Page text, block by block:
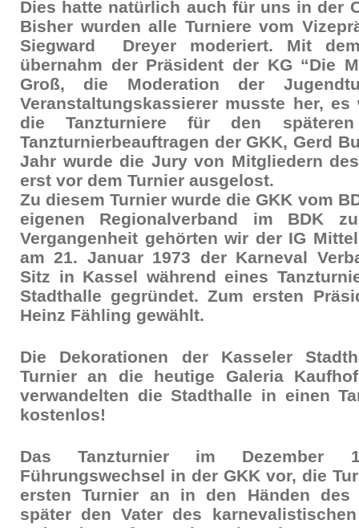
Dies hatte natürlich auch für uns in der
Bisher wurden alle Turniere vom
Siegward Dreyer moderiert. Mit
übernahm der Präsident der KG “Die
Groß, die Moderation der
Veranstaltungskassierer musste her,
die Tanzturniere für den
Tanzturnierbeauftragen der GKK, Gerd
Jahr wurde die Jury von Mitgliedern
erst vor dem Turnier ausgelost.
Zu diesem Turnier wurde die GKK vom
eigenen Regionalverband im BDK
Vergangenheit gehörten wir der IG
am 21. Januar 1973 der Karneval
Sitz in Kassel während eines
Stadthalle gegründet. Zum ersten
Heinz Fähling gewählt.
Die Dekorationen der Kasseler
Turnier an die heutige Galeria
verwandelten die Stadthalle in einen
kostenlos!
Das Tanzturnier im Dezember
Führungswechsel in der GKK vor, die
ersten Turnier an in den Händen des
später den Vater des